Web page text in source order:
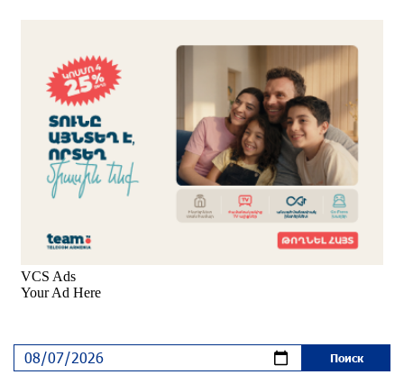
Аравийским морем
30 дней назад
Вопрос об аресте Чалабяна дошел до
Европейского парламента: «Паст»
около одного месяца назад
и чего на самом деле ожидает общество?
парламентского бойкота оппозиции - пустая
повестка дня? «Паст»